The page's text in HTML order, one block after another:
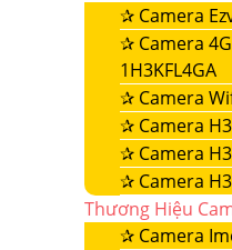
✰ Camera
✰ Camera
1H3KFL4GA
✰ Camera
✰ Camera
✰ Camera
✰ Camera
Thương Hiệu
✰ Camera